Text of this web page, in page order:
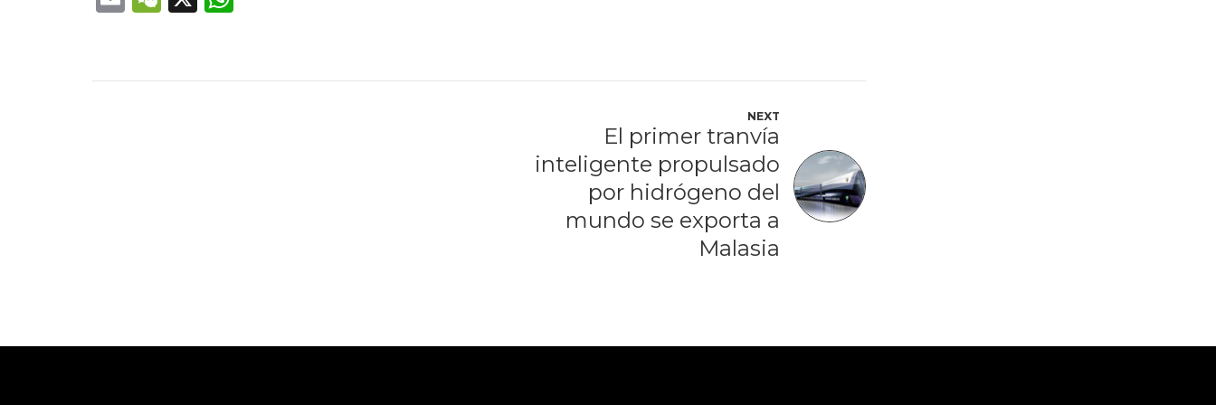
NEXT
El primer tranvía
inteligente propulsado
por hidrógeno del
mundo se exporta a
Malasia